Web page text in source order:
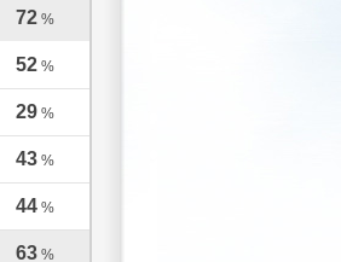
72 %
52 %
29 %
43 %
44 %
63 %